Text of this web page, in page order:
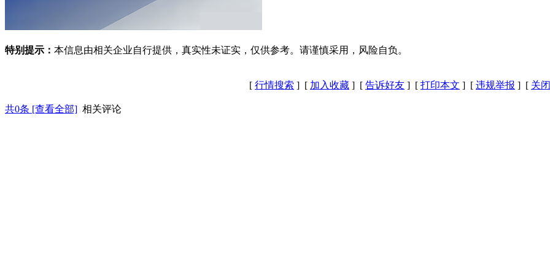
特别提示： 本信息由相关企业自行提供，真实性未证实，仅供参考。请谨慎采用，风险自负。
[ 行情搜索 ] [ 加入收藏 ] [ 告诉好友 ] [ 打印本文 ] [ 违规举报 ] [ 关
共0条 [查看全部] 相关评论